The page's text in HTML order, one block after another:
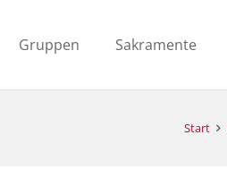
Gruppen Sakramente
Start